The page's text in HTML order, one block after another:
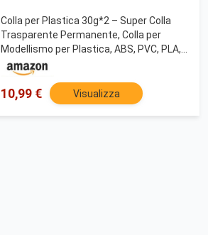
Colla per Plastica 30g*2 – Super Colla
Trasparente Permanente, Colla per
Modellismo per Plastica, ABS, PVC, PLA,
Acrilico & Stampa 3D, Asciugatura
Rapida, Impermeabile & Resistente al
Calore
10,99 € Visualizza